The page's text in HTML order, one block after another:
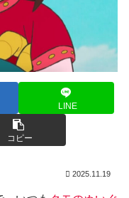
LINE
コピー
2025.11.19